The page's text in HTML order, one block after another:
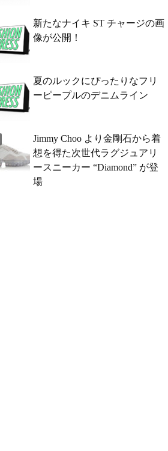
新たなナイキ ST チャージの画
像が公開！
夏のルックにぴったりなフリ
ーピープルのデニムライン
Jimmy Choo より金剛石から着
想を得た次世代ラグジュアリ
ースニーカー “Diamond” が登
場